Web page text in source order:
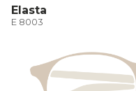
Elasta
E 8003